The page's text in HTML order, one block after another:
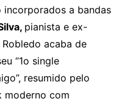
incorporados a bandas
pianista e ex-
acaba de
“1o single
resumido pelo
moderno com